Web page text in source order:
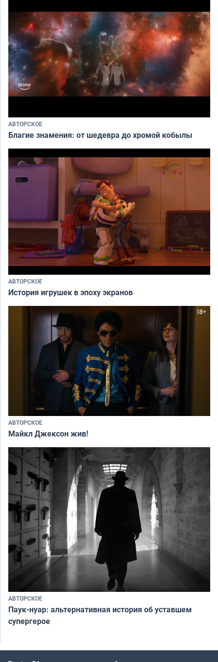
АВТОРСКОЕ
Благие знамения: от шедевра до хромой кобылы
АВТОРСКОЕ
История игрушек в эпоху экранов
АВТОРСКОЕ
Майкл Джексон жив!
АВТОРСКОЕ
Паук-нуар: альтернативная история об уставшем
супергерое